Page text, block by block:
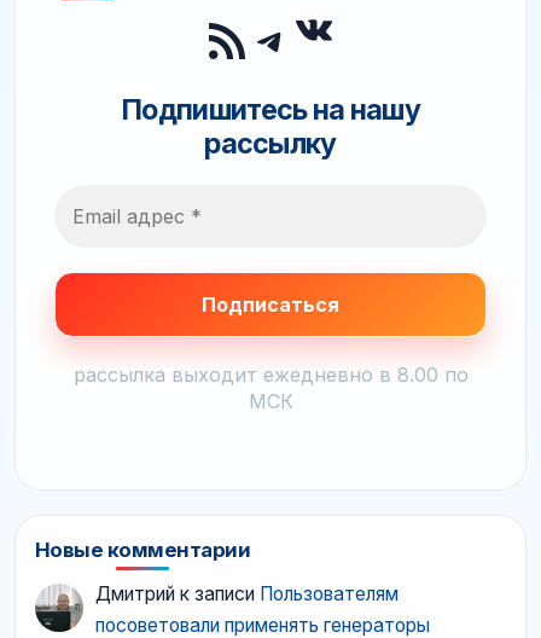
RSS-лента
Telegram
ВКонтакте
Подпишитесь на нашу
рассылку
рассылка выходит ежедневно в 8.00 по
МСК
Новые комментарии
Дмитрий к записи Пользователям
посоветовали применять генераторы